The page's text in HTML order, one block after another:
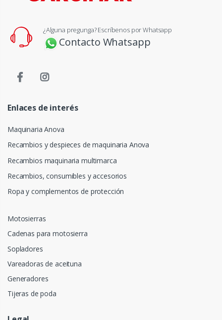
¿Alguna pregunga? Escríbenos por Whatsapp
Contacto Whatsapp
Enlaces de interés
Maquinaria Anova
Recambios y despieces de maquinaria Anova
Recambios maquinaria multimarca
Recambios, consumibles y accesorios
Ropa y complementos de protección
Motosierras
Cadenas para motosierra
Sopladores
Vareadoras de aceituna
Generadores
Tijeras de poda